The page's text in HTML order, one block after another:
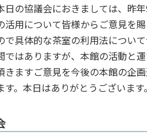
日の協議会におきましては、昨
活用について皆様からご意見を
で具体的な茶室の利用法につい
ではありますが、本館の活動と
きますご意見を今後の本館の企
す。本日はありがとうございます。